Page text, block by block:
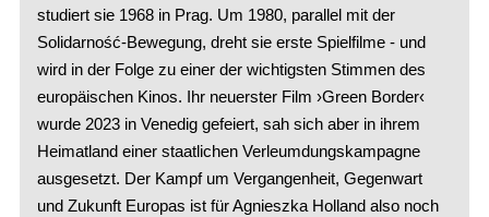
studiert sie 1968 in Prag. Um 1980, parallel mit der
Solidarność-Bewegung, dreht sie erste Spielfilme - und
wird in der Folge zu einer der wichtigsten Stimmen des
europäischen Kinos. Ihr neuerster Film ›Green Border‹
wurde 2023 in Venedig gefeiert, sah sich aber in ihrem
Heimatland einer staatlichen Verleumdungskampagne
ausgesetzt. Der Kampf um Vergangenheit, Gegenwart
und Zukunft Europas ist für Agnieszka Holland also noch